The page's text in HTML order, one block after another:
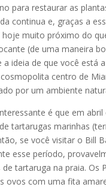
para restaurar as
continua e, graças a
hoje muito próximo do
(de uma maneira
a ideia de que você está
centro de
por um ambiente
é que em abril
tartarugas marinhas
se você visitar o Bill
esse período,
tartaruga na praia. Os
ovos com uma fita